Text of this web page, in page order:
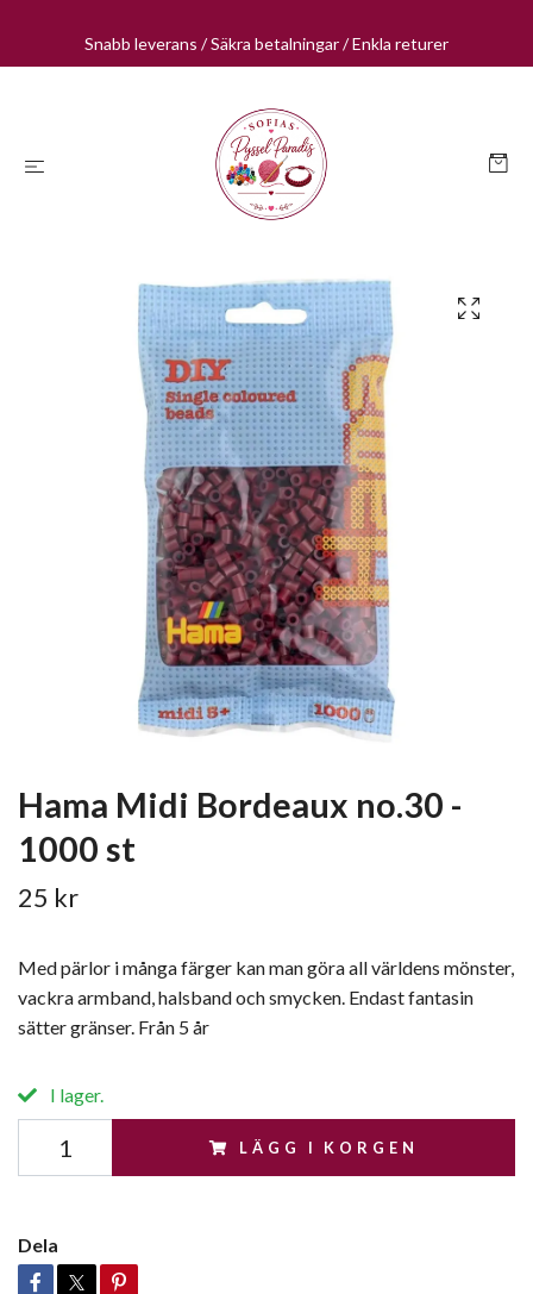
Snabb leverans / Säkra betalningar / Enkla returer
Hama Midi Bordeaux no.30 -
1000 st
25 kr
Med pärlor i många färger kan man göra all världens mönster,
vackra armband, halsband och smycken. Endast fantasin
sätter gränser. Från 5 år
I lager.
LÄGG I KORGEN
Dela